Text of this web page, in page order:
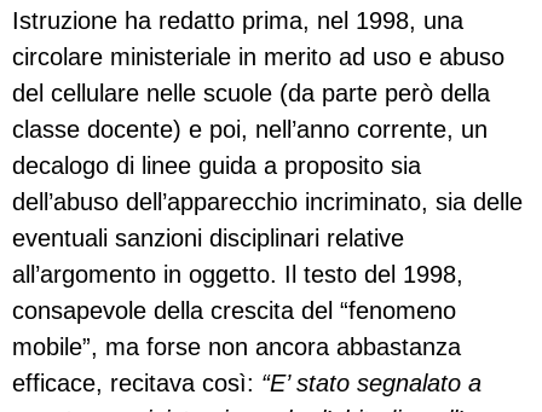
Istruzione ha redatto prima, nel 1998, una
circolare ministeriale in merito ad uso e abuso
del cellulare nelle scuole (da parte però della
classe docente) e poi, nell’anno corrente, un
decalogo di linee guida a proposito sia
dell’abuso dell’apparecchio incriminato, sia delle
eventuali sanzioni disciplinari relative
all’argomento in oggetto. Il testo del 1998,
consapevole della crescita del “fenomeno
mobile”, ma forse non ancora abbastanza
efficace, recitava così: “E’ stato segnalato a